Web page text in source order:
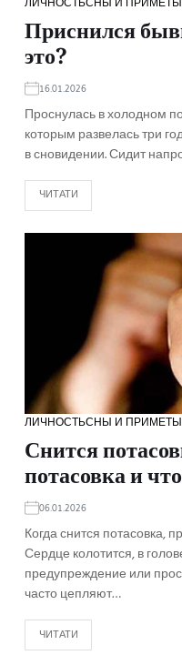
ЛИЧНОСТЬСНЫ И ПРИМЕТЫ
Приснился
это?
16.01.2026
Проснулась в холодном
которым развелась три
в сновидении. Сидит
ЧИТАТИ
ЛИЧНОСТЬСНЫ И ПРИМЕТЫ
Снится
потасовка и
06.01.2026
Когда снится потасовка,
Сердце колотится, в
предупреждение или
часто цепляют…
ЧИТАТИ